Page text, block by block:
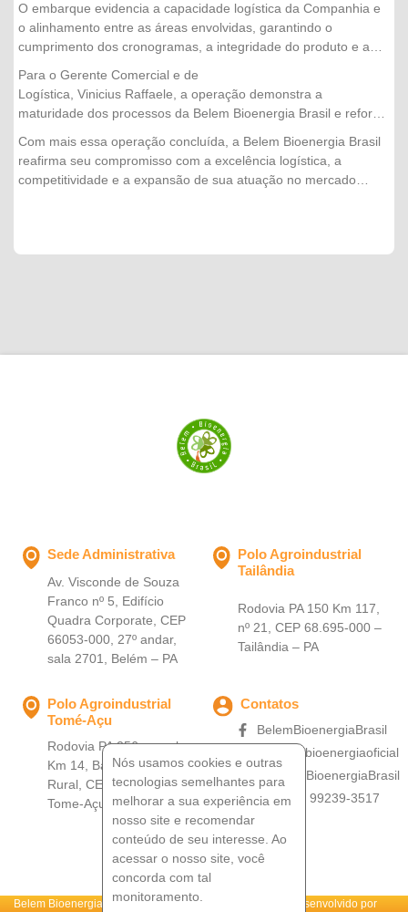
O embarque evidencia a capacidade logística da Companhia e
o alinhamento entre as áreas envolvidas, garantindo o
cumprimento dos cronogramas, a integridade do produto e a
Para o Gerente Comercial e de
Logística, Vinicius Raffaele, a operação demonstra a
maturidade dos processos da Belem Bioenergia Brasil e reforça
externo. "Cada embarque representa muito mais do que a
movimentação de um produto. É o resultado do trabalho
integrado entre nossas equipes, do planejamento logístico e do
Com mais essa operação concluída, a Belem Bioenergia Brasil
reafirma seu compromisso com a excelência logística, a
competitividade e a expansão de sua atuação no mercado
Nós usamos cookies e outras
tecnologias semelhantes para
melhorar a sua experiência em
nosso site e recomendar
conteúdo de seu interesse. Ao
acessar o nosso site, você
concorda com tal
monitoramento.
Sede Administrativa
Av. Visconde de Souza
Franco nº 5, Edifício
Quadra Corporate, CEP
66053-000, 27º andar,
sala 2701, Belém – PA
Polo Agroindustrial
Tailândia
Rodovia PA 150 Km 117,
nº 21, CEP 68.695-000 –
Tailândia – PA
Polo Agroindustrial
Tomé-Açu
Rodovia PA 256, ramal
Km 14, Bairro: Zona
Rural, CEP 68680-000 –
Tome-Açu – PA
Contatos
BelemBioenergiaBrasil
@belembioenergiaoficial
@BelemBioenergiaBrasil
+55 (91) 99239-3517
Belem Bioenergia Brasil ©. Todos os direitos Desenvolvido por